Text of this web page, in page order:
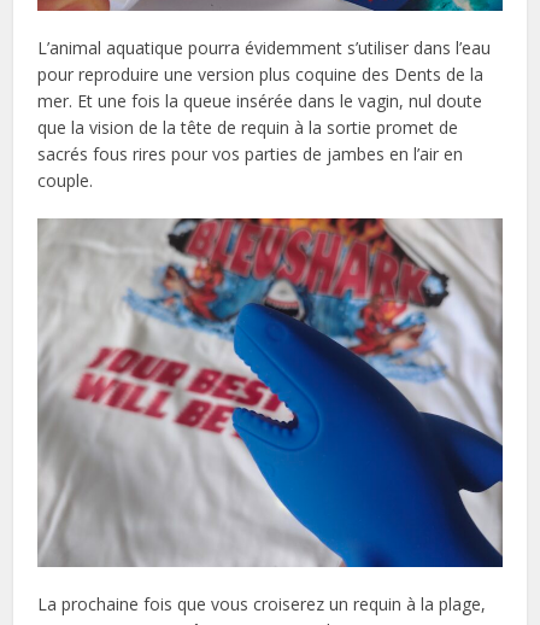
L’animal aquatique pourra évidemment s’utiliser dans l’eau
pour reproduire une version plus coquine des Dents de la
mer. Et une fois la queue insérée dans le vagin, nul doute
que la vision de la tête de requin à la sortie promet de
sacrés fous rires pour vos parties de jambes en l’air en
couple.
La prochaine fois que vous croiserez un requin à la plage,